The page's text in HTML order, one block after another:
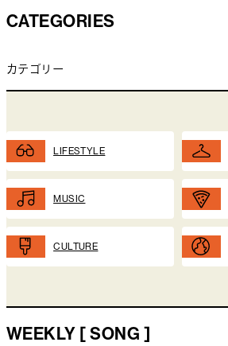
CATEGORIES
カテゴリー
LIFESTYLE
MUSIC
CULTURE
WEEKLY [ SONG ]